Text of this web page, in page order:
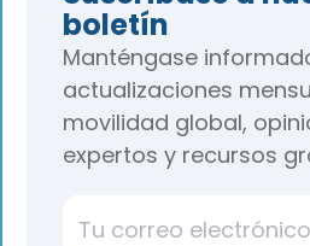
boletín
Manténgase
actualizaciones
movilidad global,
expertos y recursos